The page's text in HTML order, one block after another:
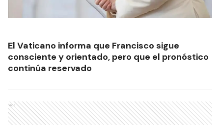
El Vaticano informa que Francisco sigue
consciente y orientado, pero que el pronóstico
continúa reservado
Ads